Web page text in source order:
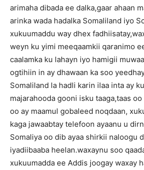
arimaha dibada ee dalka,gaar ahaan
arinka wada hadalka Somaliland iyo
xukuumaddu way dhex
weyn ku yimi meeqaamkii qaranimo
caalamka ku lahayn iyo hamigii
ogtihiin in ay dhawaan ka soo
Somaliland la hadli karin ilaa inta ay
majarahooda gooni isku taaga,taas
oo ay maamul gobaleed noqdaan,
kaga jawaabtay telefoon ayaanu u
Somaliya oo dib ayaa shirkii naloogu
iyadiibaaba heelan.waxaynu soo
xukuumadda ee Addis joogay waxay